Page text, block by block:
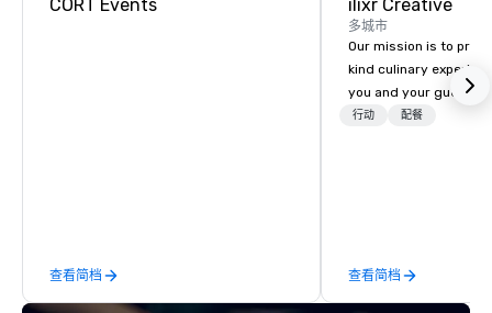
CORT Events
查看简档
ilixr Creative
多城市
Our mission is to
kind culinary
you and your guests
memories and
catering industry.
行动 配餐
查看简档